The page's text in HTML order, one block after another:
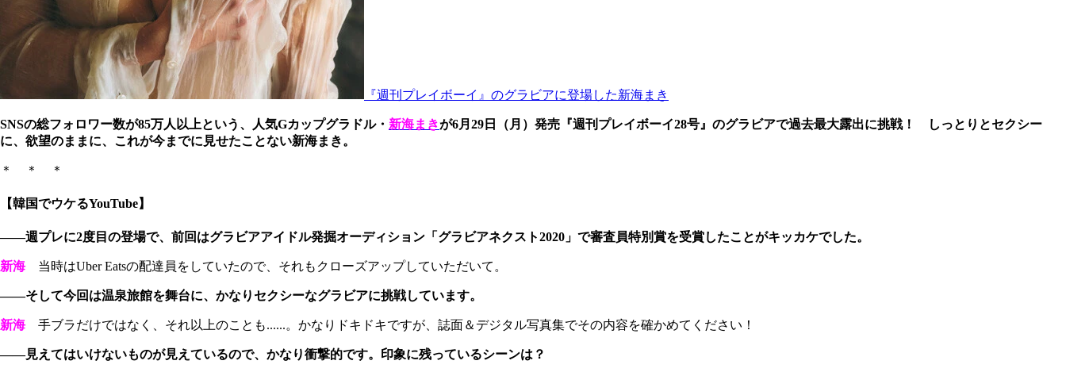
『週刊プレイボーイ』のグラビアに登場した新海まき
SNSの総フォロワー数が85万人以上という、人気Gカップグラドル・ 新海まきが6月29日（月）発売『週刊プレイボーイ28号』のグラビアで過去最大露出に挑戦！ しっとりとセクシー
に、欲望のままに、これが今までに見せたことない新海まき。
＊ ＊ ＊
【韓国でウケるYouTube】
――週プレに2度目の登場で、前回はグラビアアイドル発掘オーディション「グラビアネクスト2020」で審査員特別賞を受賞したことがキッカケでした。
新海当時はUber Eatsの配達員をしていたので、それもクローズアップしていただいて。
――そして今回は温泉旅館を舞台に、かなりセクシーなグラビアに挑戦しています。
新海手ブラだけではなく、それ以上のことも......。かなりドキドキですが、誌面＆デジタル写真集でその内容を確かめてください！
――見えてはいけないものが見えているので、かなり衝撃的です。印象に残っているシーンは？